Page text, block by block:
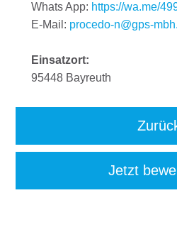
Whats App: https://wa.me/
E-Mail: procedo-n@gps-
Einsatzort:
95448 Bayreuth
Jetzt